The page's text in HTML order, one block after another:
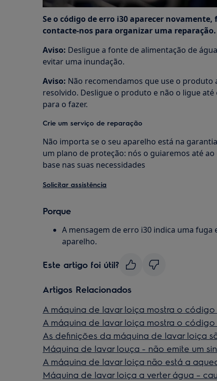
Se o código de erro i30 aparecer
contacte-nos para organizar uma reparação.
Aviso: Desligue a fonte de alimentação de
evitar uma inundação.
Aviso: Não recomendamos que use o
resolvido. Desligue o produto e não o ligue
para o fazer.
Crie um serviço de reparação
Não importa se o seu aparelho está na
um plano de proteção: nós o guiaremos até
base nas suas necessidades
Solicitar assistência
Porque
A mensagem de erro i30 indica uma
aparelho.
Este artigo foi útil?
Artigos Relacionados
A máquina de lavar loiça mostra o
A máquina de lavar loiça mostra o
As definições da máquina de lavar loiça
Máquina de lavar louça - não emite um
A máquina de lavar loiça não está a
Máquina de lavar loiça a verter água –